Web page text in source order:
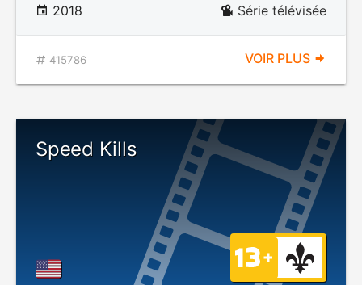
2018 Série télévisée
415786 VOIR PLUS
Speed Kills